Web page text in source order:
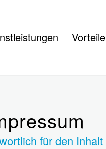
Vorteile
für den Inhalt